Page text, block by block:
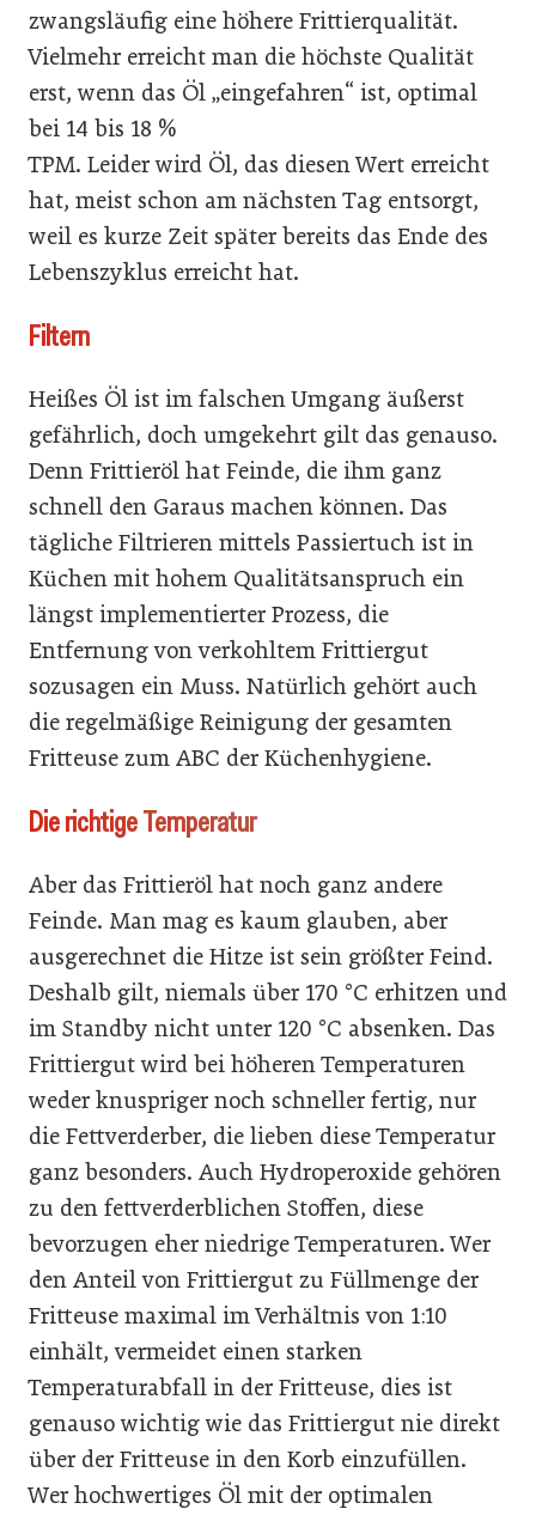
zwangsläufig eine höhere Frittierqualität.
Vielmehr erreicht man die höchste Qualität
erst, wenn das Öl „eingefahren“ ist, optimal
bei 14 bis 18 %
TPM. Leider wird Öl, das diesen Wert erreicht
hat, meist schon am nächsten Tag entsorgt,
weil es kurze Zeit später bereits das Ende des
Lebenszyklus erreicht hat.
Filtern
Heißes Öl ist im falschen Umgang äußerst
gefährlich, doch umgekehrt gilt das genauso.
Denn Frittieröl hat Feinde, die ihm ganz
schnell den Garaus machen können. Das
tägliche Filtrieren mittels Passiertuch ist in
Küchen mit hohem Qualitätsanspruch ein
längst implementierter Prozess, die
Entfernung von verkohltem Frittiergut
sozusagen ein Muss. Natürlich gehört auch
die regelmäßige Reinigung der gesamten
Fritteuse zum ABC der Küchenhygiene.
Die richtige Temperatur
Aber das Frittieröl hat noch ganz andere
Feinde. Man mag es kaum glauben, aber
ausgerechnet die Hitze ist sein größter Feind.
Deshalb gilt, niemals über 170 °C erhitzen und
im Standby nicht unter 120 °C absenken. Das
Frittiergut wird bei höheren Temperaturen
weder knuspriger noch schneller fertig, nur
die Fettverderber, die lieben diese Temperatur
ganz besonders. Auch Hydroperoxide gehören
zu den fettverderblichen Stoffen, diese
bevorzugen eher niedrige Temperaturen. Wer
den Anteil von Frittiergut zu Füllmenge der
Fritteuse maximal im Verhältnis von 1:10
einhält, vermeidet einen starken
Temperaturabfall in der Fritteuse, dies ist
genauso wichtig wie das Frittiergut nie direkt
über der Fritteuse in den Korb einzufüllen.
Wer hochwertiges Öl mit der optimalen